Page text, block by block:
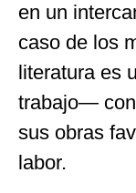
en un
caso de los
literatura es
trabajo—
sus obras
labor.